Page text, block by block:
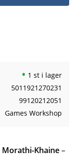
1 st i lager
5011921270231
99120212051
Games Workshop
Morathi-Khaine–